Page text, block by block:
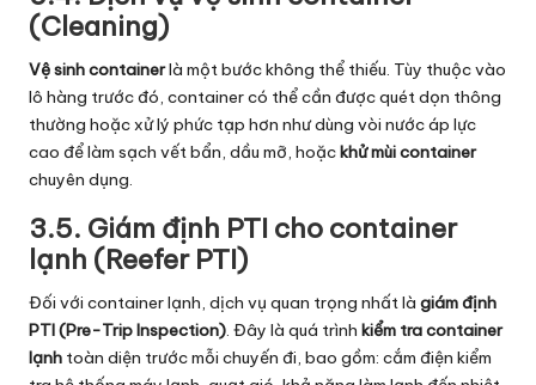
(Cleaning)
Vệ sinh containerlà một bước không thể thiếu. Tùy thuộc vào
lô hàng trước đó, container có thể cần được quét dọn thông
thường hoặc xử lý phức tạp hơn như dùng vòi nước áp lực
cao để làm sạch vết bẩn, dầu mỡ, hoặckhử mùi container
chuyên dụng.
3.5. Giám định PTI cho container
lạnh (Reefer PTI)
Đối với container lạnh , dịch vụ quan trọng nhất là giám định
PTI (Pre-Trip Inspection) . Đây là quá trình kiểm tra container
lạnh toàn diện trước mỗi chuyến đi, bao gồm: cắm điện kiểm